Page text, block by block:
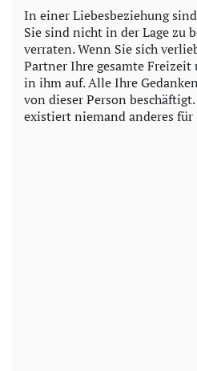
In einer Liebesbeziehung
Sie sind nicht in der Lage zu
verraten. Wenn Sie sich
Partner Ihre gesamte
in ihm auf. Alle Ihre
von dieser Person
existiert niemand anderes für